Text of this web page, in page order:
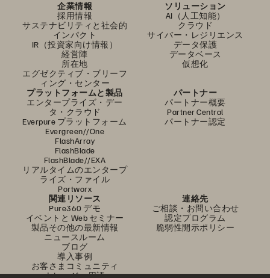
企業情報
採用情報
サステナビリティと社会的
インパクト
IR（投資家向け情報）
経営陣
所在地
エグゼクティブ・ブリーフ
ィング・センター
ソリューション
AI（人工知能）
クラウド
サイバー・レジリエンス
データ保護
データベース
仮想化
プラットフォームと製品
エンタープライズ・デー
タ・クラウド
Everpure プラットフォーム
Evergreen//One
FlashArray
FlashBlade
FlashBlade//EXA
リアルタイムのエンタープ
ライズ・ファイル
Portworx
パートナー
パートナー概要
Partner Central
パートナー認定
関連リソース
Pure360 デモ
イベントと Web セミナー
製品その他の最新情報
ニュースルーム
ブログ
導入事例
お客さまコミュニティ
ナレッジ・用語
連絡先
ご相談・お問い合わせ
認定プログラム
脆弱性開示ポリシー